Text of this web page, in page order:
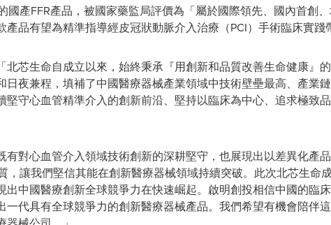
國產FFR產品，被國家藥監局評價為「屬於國際領先、國內首創
品有望為精準指導經皮冠狀動脈介入治療（PCI）手術臨床實踐
芯生命自成立以來，始終秉承『用創新和品質改善生命健康』
夜兼程，填補了中國醫療器械產業領域中技術壁壘最高、產業
守心血管精準介入的創新前沿、堅持以臨床為中心、追求極致
對心血管介入領域技術創新的深耕堅守，也展現出以差異化產
讓我們堅信其能在創新醫療器械領域持續突破。此次北芯生命
中國醫療創新全球競爭力在快速崛起。啟明創投相信中國的臨
代具有全球競爭力的創新醫療器械產品。我們希望有機會陪伴